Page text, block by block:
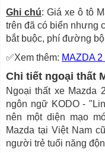
Ghi chú: Giá xe ô tô
trên đã có biển nhưng
bắt buộc, phí đường
✅Xem thêm: MAZDA
Chi tiết ngoại thất
Ngoại thất xe Mazda
ngôn ngữ KODO -
nên một diện mạo
Mazda tại Việt Nam
người trẻ tuổi năng